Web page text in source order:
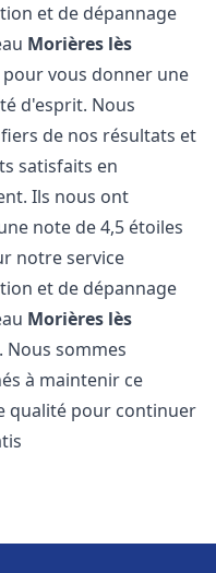
et de dépannage
Morières lès
pour vous donner une
d'esprit. Nous
de nos résultats et
satisfaits en
Ils nous ont
note de 4,5 étoiles
notre service
et de dépannage
Morières lès
. Nous sommes
à maintenir ce
qualité pour continuer